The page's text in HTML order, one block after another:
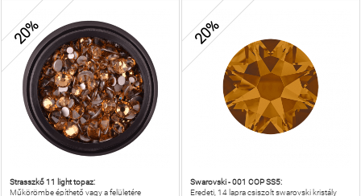
20%
Strasszkő 11 light topaz:
Műkörömbe építhető vagy a felületére
20%
Swarovski - 001 COP SS5:
Eredeti, 14 lapra csiszolt swarovski kristály